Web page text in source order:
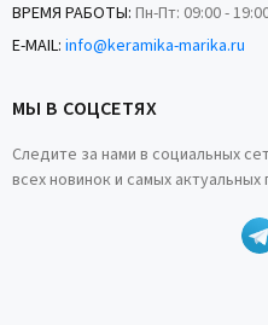
ВРЕМЯ РАБОТЫ: Пн-Пт: 09:00 -
E-MAIL: info@keramika-marika.ru
МЫ В СОЦСЕТЯХ
Следите за нами в социальных
всех новинок и самых